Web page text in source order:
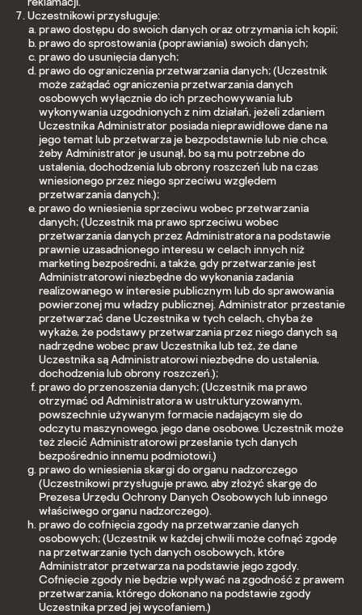
Uczestnikowi przysługuje:
prawo dostępu do swoich danych oraz otrzymania ich kopii;
prawo do sprostowania (poprawiania) swoich danych;
prawo do usunięcia danych;
prawo do ograniczenia przetwarzania danych; (Uczestnik
może zażądać ograniczenia przetwarzania danych
osobowych wyłącznie do ich przechowywania lub
wykonywania uzgodnionych z nim działań, jeżeli zdaniem
Uczestnika Administrator posiada nieprawidłowe dane na
jego temat lub przetwarza je bezpodstawnie lub nie chce,
żeby Administrator je usunął, bo są mu potrzebne do
ustalenia, dochodzenia lub obrony roszczeń lub na czas
wniesionego przez niego sprzeciwu względem
przetwarzania danych.);
prawo do wniesienia sprzeciwu wobec przetwarzania
danych; (Uczestnik ma prawo sprzeciwu wobec
przetwarzania danych przez Administratora na podstawie
prawnie uzasadnionego interesu w celach innych niż
marketing bezpośredni, a także, gdy przetwarzanie jest
Administratorowi niezbędne do wykonania zadania
realizowanego w interesie publicznym lub do sprawowania
powierzonej mu władzy publicznej. Administrator przestanie
przetwarzać dane Uczestnika w tych celach, chyba że
wykaże, że podstawy przetwarzania przez niego danych są
nadrzędne wobec praw Uczestnika lub też, że dane
Uczestnika są Administratorowi niezbędne do ustalenia,
dochodzenia lub obrony roszczeń.);
prawo do przenoszenia danych; (Uczestnik ma prawo
otrzymać od Administratora w ustrukturyzowanym,
powszechnie używanym formacie nadającym się do
odczytu maszynowego, jego dane osobowe. Uczestnik może
też zlecić Administratorowi przesłanie tych danych
bezpośrednio innemu podmiotowi.)
prawo do wniesienia skargi do organu nadzorczego
(Uczestnikowi przysługuje prawo, aby złożyć skargę do
Prezesa Urzędu Ochrony Danych Osobowych lub innego
właściwego organu nadzorczego).
prawo do cofnięcia zgody na przetwarzanie danych
osobowych; (Uczestnik w każdej chwili może cofnąć zgodę
na przetwarzanie tych danych osobowych, które
Administrator przetwarza na podstawie jego zgody.
Cofnięcie zgody nie będzie wpływać na zgodność z prawem
przetwarzania, którego dokonano na podstawie zgody
Uczestnika przed jej wycofaniem.)